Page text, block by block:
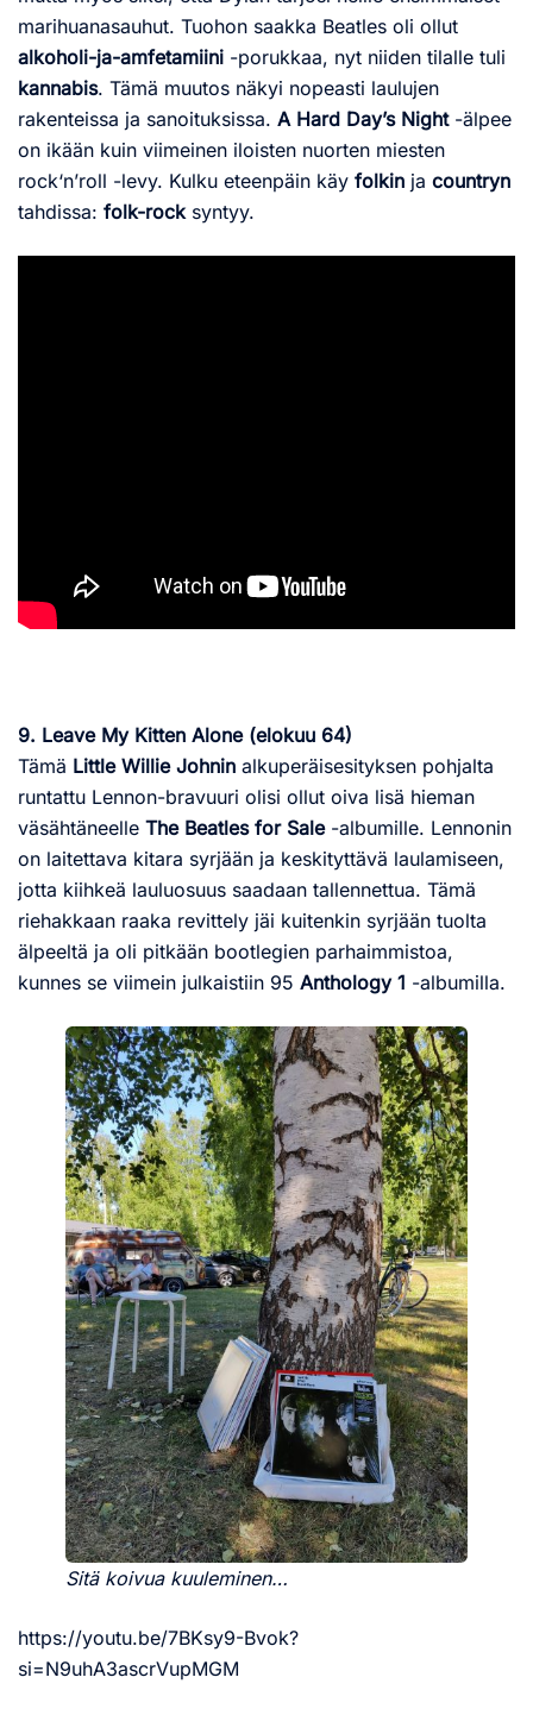
marihuanasauhut. Tuohon saakka Beatles oli ollut
alkoholi-ja-amfetamiini -porukkaa, nyt niiden tilalle tuli
kannabis. Tämä muutos näkyi nopeasti laulujen
rakenteissa ja sanoituksissa. A Hard Day’s Night-älpee
on ikään kuin viimeinen iloisten nuorten miesten
rock‘n’roll -levy. Kulku eteenpäin käy folkin ja countryn
tahdissa: folk-rocksyntyy.
9. Leave My Kitten Alone (elokuu 64)
Tämä Little Willie Johnin alkuperäisesityksen pohjalta
runtattu Lennon-bravuuri olisi ollut oiva lisä hieman
väsähtäneelle The Beatles for Sale-albumille. Lennonin
on laitettava kitara syrjään ja keskityttävä laulamiseen,
jotta kiihkeä lauluosuus saadaan tallennettua. Tämä
riehakkaan raaka revittely jäi kuitenkin syrjään tuolta
älpeeltä ja oli pitkään bootlegien parhaimmistoa,
kunnes se viimein julkaistiin 95 Anthology 1 -albumilla.
Sitä koivua kuuleminen…
https://youtu.be/7BKsy9-Bvok?
si=N9uhA3ascrVupMGM